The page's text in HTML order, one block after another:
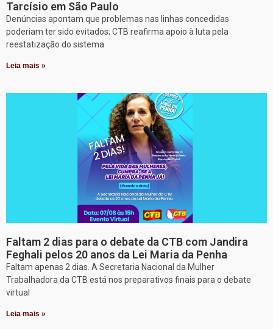
Tarcísio em São Paulo
Denúncias apontam que problemas nas linhas concedidas
poderiam ter sido evitados; CTB reafirma apoio à luta pela
reestatização do sistema
Leia mais »
Faltam 2 dias para o debate da CTB com Jandira
Feghali pelos 20 anos da Lei Maria da Penha
Faltam apenas 2 dias. A Secretaria Nacional da Mulher
Trabalhadora da CTB está nos preparativos finais para o debate
virtual
Leia mais »